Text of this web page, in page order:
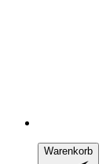
Warenkorb